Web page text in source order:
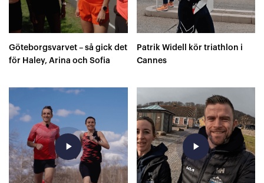
Göteborgsvarvet – så gick det
för Haley, Arina och Sofia
Patrik Widell kör triathlon i
Cannes
play_arrow play_arrow